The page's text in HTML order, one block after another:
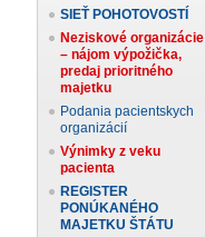
SIEŤ POHOTOVOSTÍ
Neziskové organizácie
– nájom výpožička,
predaj prioritného
majetku
Podania pacientskych
organizácií
Výnimky z veku
pacienta
REGISTER
PONÚKANÉHO
MAJETKU ŠTÁTU